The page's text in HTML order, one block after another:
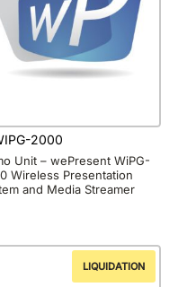
2000
Unit – wePresent WiPG-
Wireless Presentation
and Media Streamer
LIQUIDATION